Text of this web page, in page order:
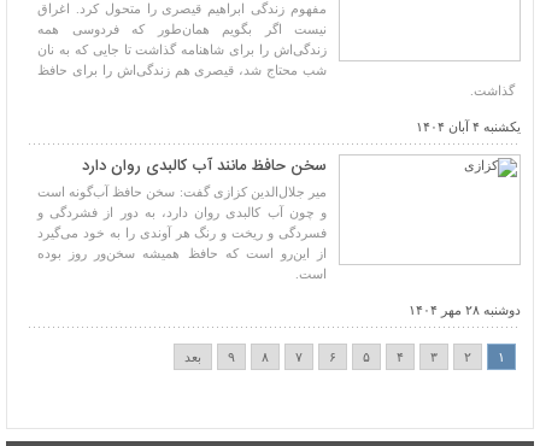
مفهوم زندگی ابراهیم قیصری را متحول کرد. اغراق
نیست اگر بگویم همان‌طور که فردوسی همه
زندگی‌اش را برای شاهنامه گذاشت تا جایی که به نان
شب محتاج شد، قیصری هم زندگی‌اش را برای حافظ
گذاشت.
یکشنبه ۴ آبان ۱۴۰۴
سخن حافظ مانند آب کالبدی روان دارد
میر جلال‌الدین کزازی گفت: سخن حافظ آب‌گونه است
و چون آب کالبدی روان دارد، به دور از فشردگی و
فسردگی و ریخت و رنگ هر آوندی را به خود می‌گیرد
از این‌رو است که حافظ همیشه سخن‌ور روز بوده
است.
دوشنبه ۲۸ مهر ۱۴۰۴
۱ ۲ ۳ ۴ ۵ ۶ ۷ ۸ ۹ بعد